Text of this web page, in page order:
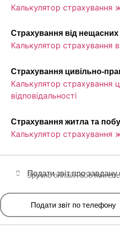
Калькулятор страхування
Страхування від нещасних
Калькулятор страхування
Страхування цивільно-
Калькулятор страхування
відповідальності
Страхування житла та
Калькулятор страхування
Подати звіт про
Зручно онлайн або по
Подати звіт по телефону